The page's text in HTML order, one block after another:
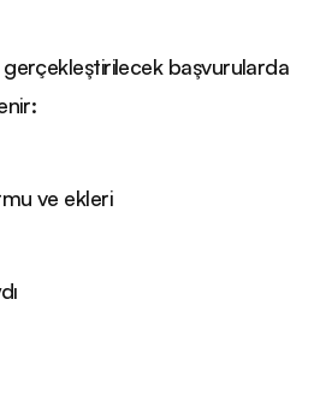
başvurularda
ve ekleri